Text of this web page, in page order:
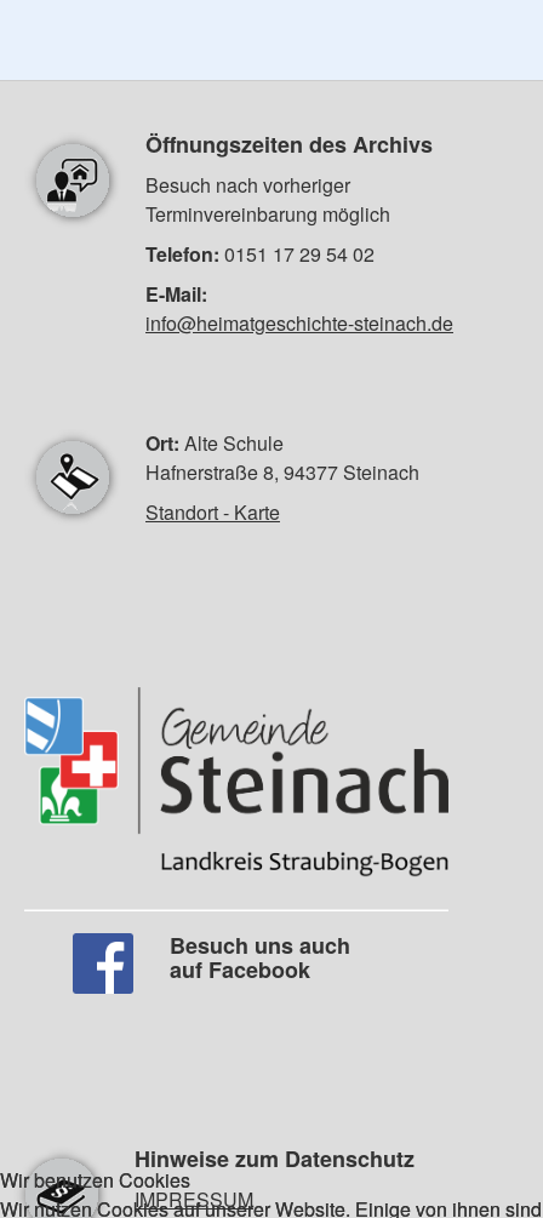
Öffnungszeiten des Archivs
Besuch nach vorheriger
Terminvereinbarung möglich
Telefon: 0151 17 29 54 02
E-Mail:
info@heimatgeschichte-steinach.de
Ort: Alte Schule
Hafnerstraße 8, 94377 Steinach
Standort - Karte
Besuch uns auch
auf Facebook
Hinweise zum Datenschutz
IMPRESSUM
Wir benutzen Cookies
Wir nutzen Cookies auf unserer Website. Einige von ihnen sind
Wir benutzen Cookies
Wir nutzen Cookies auf unserer Website. Einige von ihnen sind